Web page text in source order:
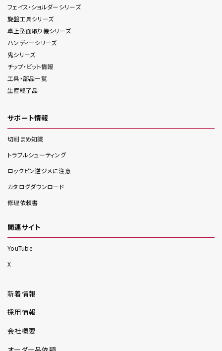
フェイス・ショルダーシリーズ
旋盤工具シリーズ
卓上型面取り機シリーズ
ハンディーシリーズ
鬼シリーズ
チップ・ビット情報
工具・部品一覧
生産終了品
サポート情報
切削まめ知識
トラブルシューティング
ロックピン逆ジメに注意
カタログダウンロード
修理依頼書
関連サイト
YouTube
X
新着情報
採用情報
会社概要